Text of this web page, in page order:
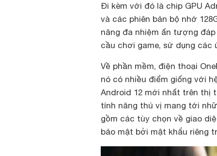
Đi kèm với đó là chip GPU
và các phiên bản bộ nhớ
năng đa nhiệm ấn tượng
cầu chơi game, sử dụng các
Về phần mềm, điện thoại
nó có nhiều điểm giống với
Android 12 mới nhất trên thị
tính năng thú vị mang tới
gồm các tùy chọn về giao
bảo mật bởi mật khẩu riêng